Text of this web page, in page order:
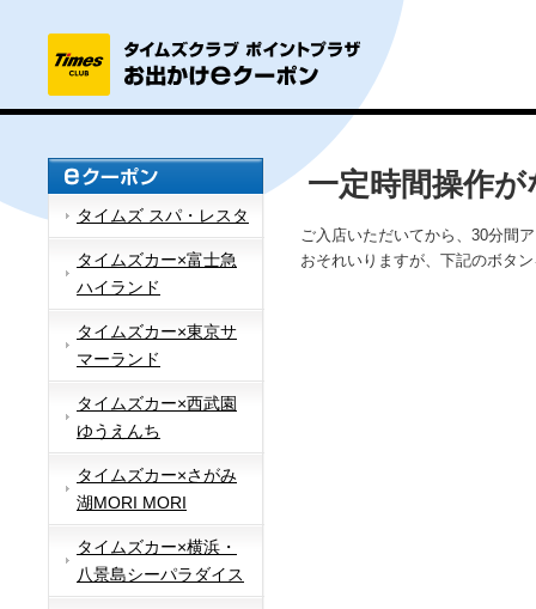
タイムズ スパ・レスタ
タイムズカー×富士急
ハイランド
タイムズカー×東京サ
マーランド
タイムズカー×西武園
ゆうえんち
タイムズカー×さがみ
湖MORI MORI
タイムズカー×横浜・
八景島シーパラダイス
一定時間操作
ご入店いただいてから、30分間
おそれいりますが、下記のボタ